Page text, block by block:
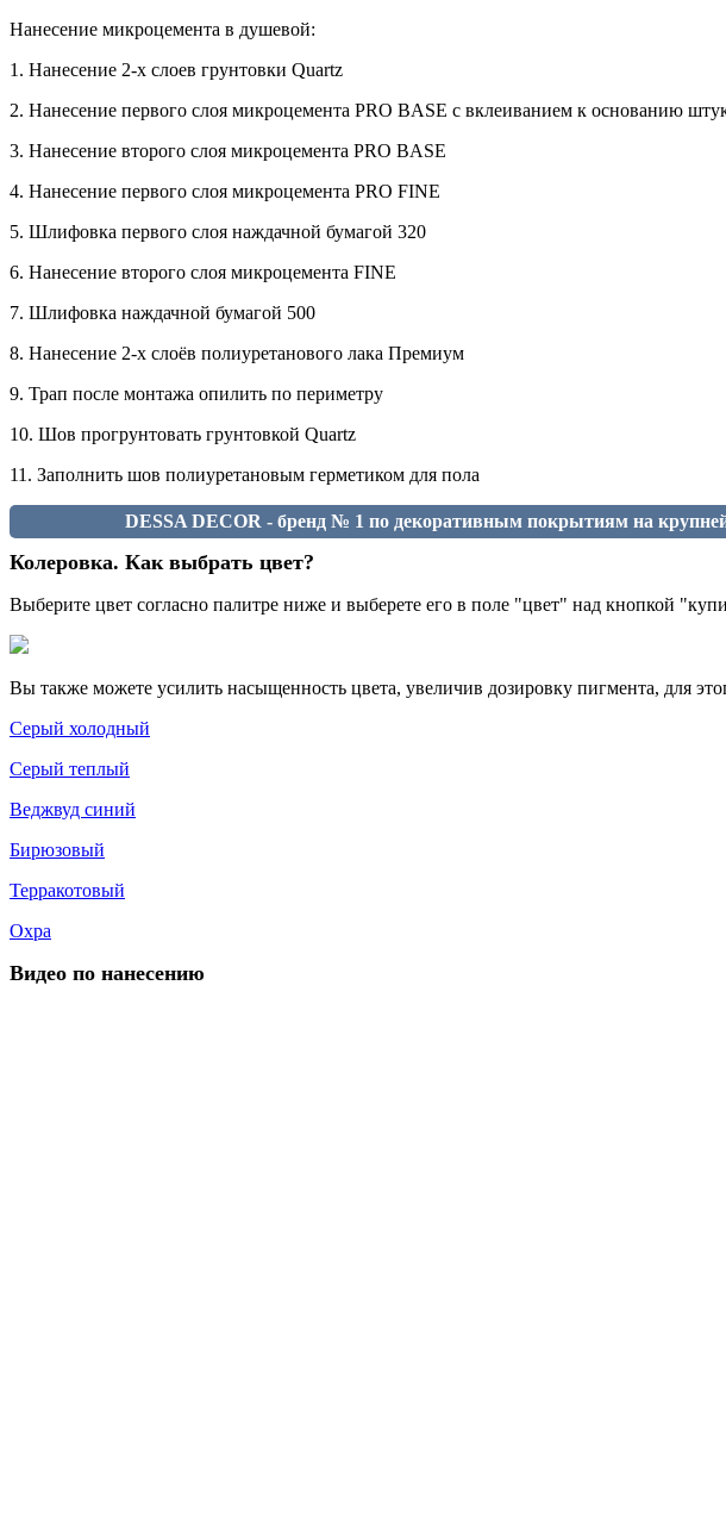
Нанесение микроцемента в душевой:
1. Нанесение 2-х слоев грунтовки Quartz
2. Нанесение первого слоя микроцемента PRO BASE с вклеиванием к основанию
3. Нанесение второго слоя микроцемента PRO BASE
4. Нанесение первого слоя микроцемента PRO FINE
5. Шлифовка первого слоя наждачной бумагой 320
6. Нанесение второго слоя микроцемента FINE
7. Шлифовка наждачной бумагой 500
8. Нанесение 2-х слоёв полиуретанового лака Премиум
9. Трап после монтажа опилить по периметру
10. Шов прогрунтовать грунтовкой Quartz
11. Заполнить шов полиуретановым герметиком для пола
DESSA DECOR - бренд № 1 по декоративным покрытиям на
Колеровка. Как выбрать цвет?
Выберите цвет согласно палитре ниже и выберете его в поле "цвет" над кнопкой
Вы также можете усилить насыщенность цвета, увеличив дозировку пигмента, для
Серый холодный
Серый теплый
Веджвуд синий
Бирюзовый
Терракотовый
Охра
Видео по нанесению